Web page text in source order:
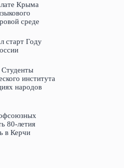
Крыма
среде
старт Году
института
народов
80-летия
в Керчи